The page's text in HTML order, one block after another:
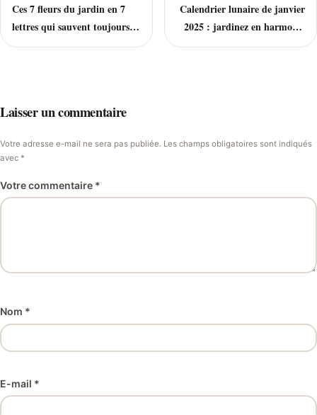
Ces 7 fleurs du jardin en 7
lettres qui sauvent toujours
aux mots croisés
Calendrier lunaire de janvier
2025 : jardinez en harmonie
avec la lune
Laisser un commentaire
Votre adresse e-mail ne sera pas publiée. Les champs obligatoires sont indiqués
avec *
Votre commentaire *
Nom *
E-mail *